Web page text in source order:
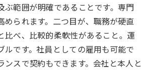
ぶ範囲が明確であることです。専門
められます。二つ目が、職務が硬直
比べ、比較的柔軟性があること。運
ルです。社員としての雇用も可能で
ンスで契約もできます。会社と本人と